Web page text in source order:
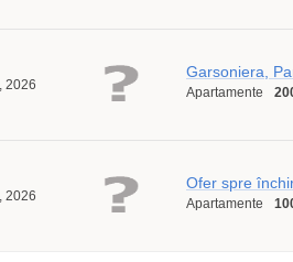
2026
Garsoniera,
Apartamente
2026
Ofer spre
Apartamente